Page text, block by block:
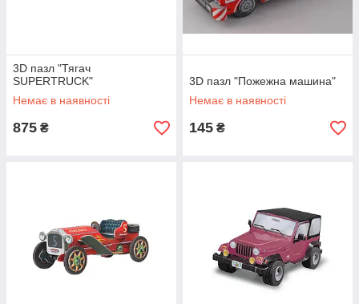
3D пазл "Тягач
SUPERTRUCK"
Немає в наявності
875 ₴
3D пазл "Пожежна машина"
Немає в наявності
145 ₴